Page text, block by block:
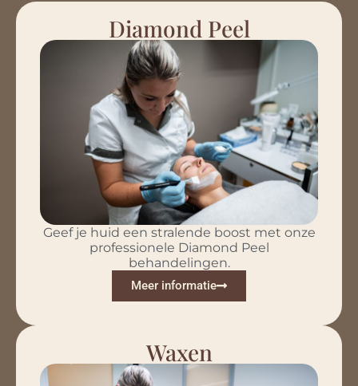
Diamond Peel
Geef je huid een stralende boost met onze
professionele Diamond Peel
behandelingen.
Meer informatie
Waxen